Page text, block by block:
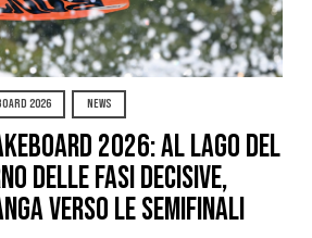
2026 NEWS
2026: al Lago del
delle fasi decisive,
verso le semifinali